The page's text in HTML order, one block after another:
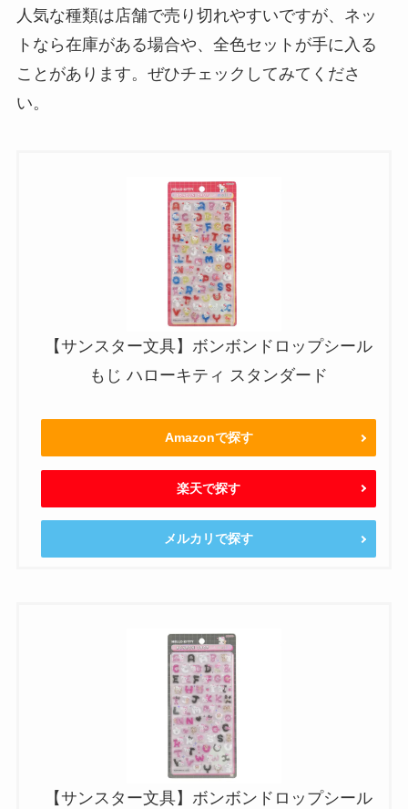
人気な種類は店舗で売り切れやすいですが、ネッ
トなら在庫がある場合や、全色セットが手に入る
ことがあります。ぜひチェックしてみてくださ
い。
【サンスター文具】ボンボンドロップシール
もじ ハローキティ スタンダード
Amazonで探す
楽天で探す
メルカリで探す
【サンスター文具】ボンボンドロップシール